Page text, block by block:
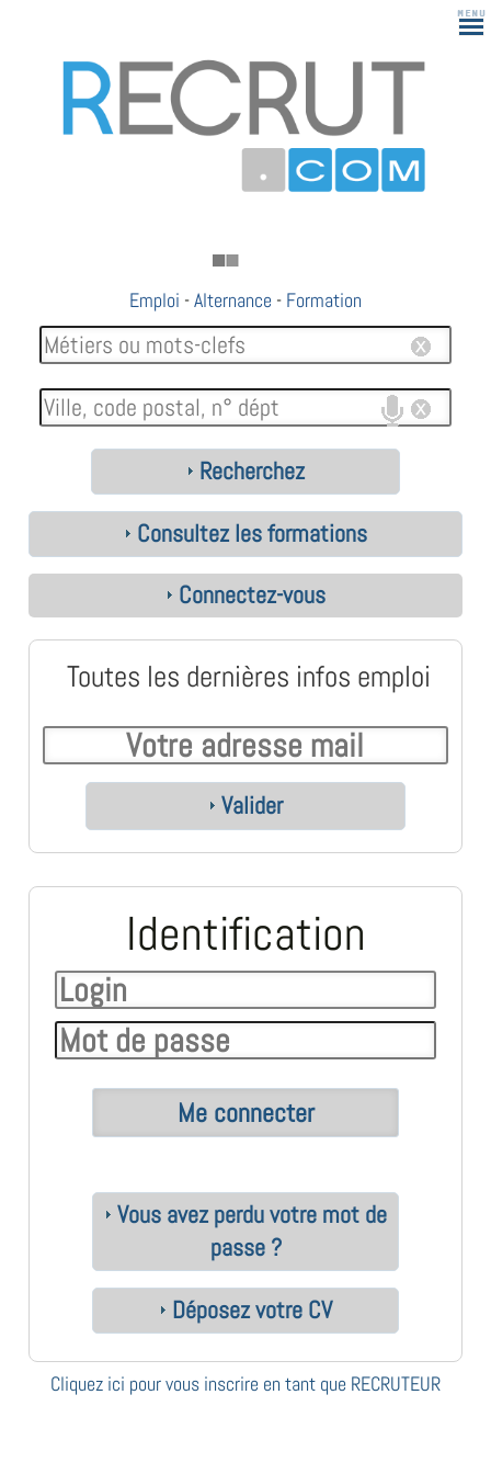
Emploi -Alternance - Formation
Recherchez
Consultez les formations
Connectez-vous
Toutes les dernières infos emploi
Valider
Identification
Vous avez perdu votre mot de
passe ?
Déposez votre CV
Cliquez ici pour vous inscrire en tant que RECRUTEUR